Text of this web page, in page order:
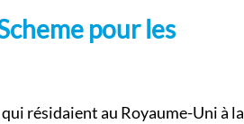
pour les
qui résidaient au Royaume-Uni à la